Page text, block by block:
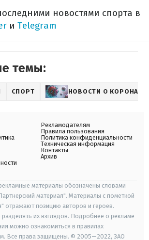
новостями спорта в
и Telegram
темы:
СПОРТ НОВОСТИ О
Рекламодателям
Правила пользования
Политика конфиденциальности
Техническая информация
Контакты
Архив
материалы обозначены словами
материал". Материалы с пометкой
отражают позицию авторов и героев.
их взглядов. Подробнее о рекламе
можно ознакомиться в правилах
Все права защищены. © 2005—2022, ЗАО